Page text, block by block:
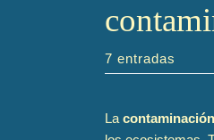
7 entradas
La contaminación